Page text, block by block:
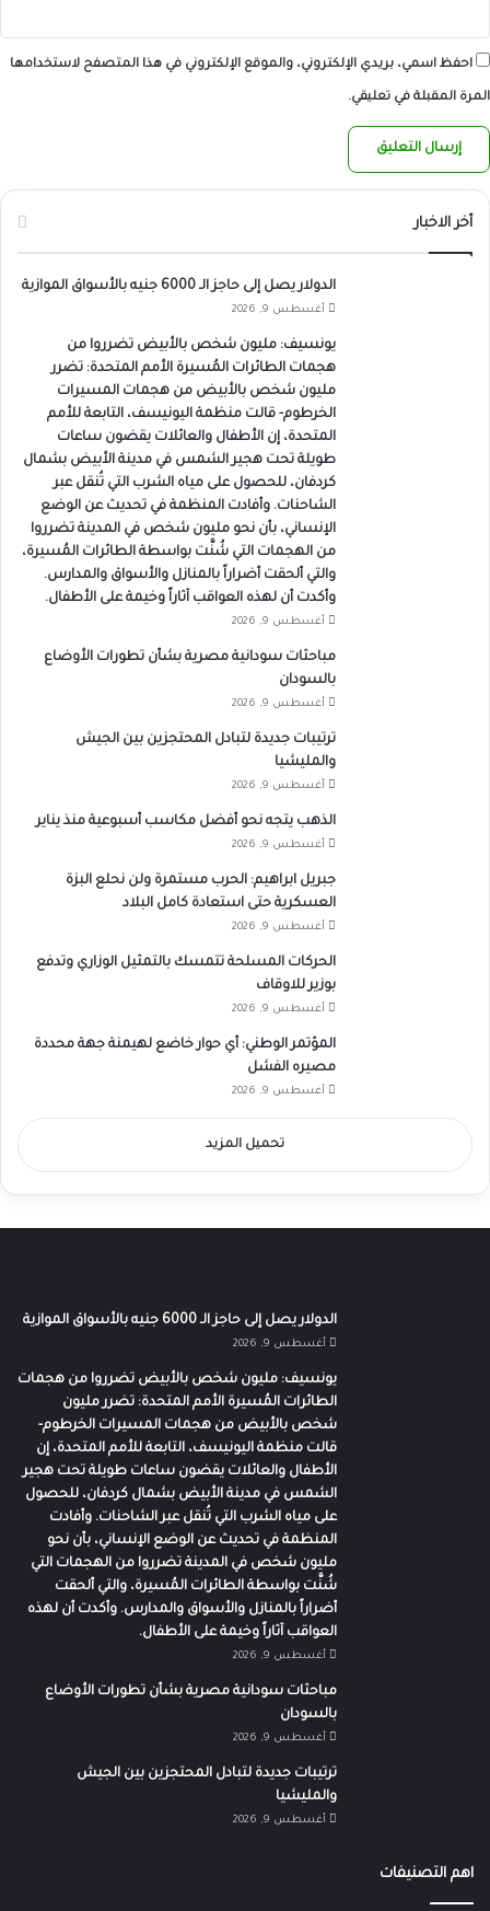
احفظ اسمي، بريدي الإلكتروني، والموقع الإلكتروني في هذا المتصفح لاستخدامها
المرة المقبلة في تعليقي.
أخر الاخبار
الدولار يصل إلى حاجز الـ 6000 جنيه بالأسواق الموازية
أغسطس 9, 2026
يونسيف: مليون شخص بالأبيض تضرروا من
هجمات الطائرات المُسيرة الأمم المتحدة: تضرر
مليون شخص بالأبيض من هجمات المسيرات
الخرطوم- قالت منظمة اليونيسف، التابعة للأمم
المتحدة، إن الأطفال والعائلات يقضون ساعات
طويلة تحت هجير الشمس في مدينة الأبيض بشمال
كردفان، للحصول على مياه الشرب التي تُنقل عبر
الشاحنات. وأفادت المنظمة في تحديث عن الوضع
الإنساني، بأن نحو مليون شخص في المدينة تضرروا
من الهجمات التي شُنَّت بواسطة الطائرات المُسيرة،
والتي ألحقت أضراراً بالمنازل والأسواق والمدارس.
وأكدت أن لهذه العواقب آثاراً وخيمة على الأطفال.
أغسطس 9, 2026
مباحثات سودانية مصرية بشأن تطورات الأوضاع
بالسودان
أغسطس 9, 2026
ترتيبات جديدة لتبادل المحتجزين بين الجيش
والمليشيا
أغسطس 9, 2026
الذهب يتجه نحو أفضل مكاسب أسبوعية منذ يناير
أغسطس 9, 2026
جبريل ابراهيم: الحرب مستمرة ولن نحلع البزة
العسكرية حتى استعادة كامل البلاد
أغسطس 9, 2026
الحركات المسلحة تتمسك بالتمثيل الوزاري وتدفع
بوزير للاوقاف
أغسطس 9, 2026
المؤتمر الوطني: أي حوار خاضع لهيمنة جهة محددة
مصيره الفشل
أغسطس 9, 2026
تحميل المزيد
الدولار يصل إلى حاجز الـ 6000 جنيه بالأسواق الموازية
أغسطس 9, 2026
يونسيف: مليون شخص بالأبيض تضرروا من هجمات
الطائرات المُسيرة الأمم المتحدة: تضرر مليون
شخص بالأبيض من هجمات المسيرات الخرطوم-
قالت منظمة اليونيسف، التابعة للأمم المتحدة، إن
الأطفال والعائلات يقضون ساعات طويلة تحت هجير
الشمس في مدينة الأبيض بشمال كردفان، للحصول
على مياه الشرب التي تُنقل عبر الشاحنات. وأفادت
المنظمة في تحديث عن الوضع الإنساني، بأن نحو
مليون شخص في المدينة تضرروا من الهجمات التي
شُنَّت بواسطة الطائرات المُسيرة، والتي ألحقت
أضراراً بالمنازل والأسواق والمدارس. وأكدت أن لهذه
العواقب آثاراً وخيمة على الأطفال.
أغسطس 9, 2026
مباحثات سودانية مصرية بشأن تطورات الأوضاع
بالسودان
أغسطس 9, 2026
ترتيبات جديدة لتبادل المحتجزين بين الجيش
والمليشيا
أغسطس 9, 2026
اهم التصنيفات